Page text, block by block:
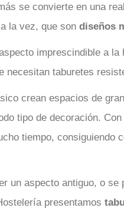
se convierte en una
la vez, que son diseños
imprescindible a la
necesitan taburetes
crean espacios de
tipo de decoración.
tiempo, consiguiendo
un aspecto antiguo, o
presentamos